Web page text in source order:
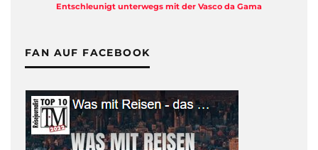
Entschleunigt unterwegs mit der Vasco da Gama
FAN AUF FACEBOOK